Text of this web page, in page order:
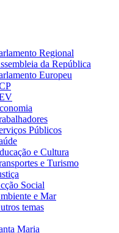
Regional
da República
Europeu
Públicos
e Cultura
e Turismo
Social
e Mar
temas
Maria